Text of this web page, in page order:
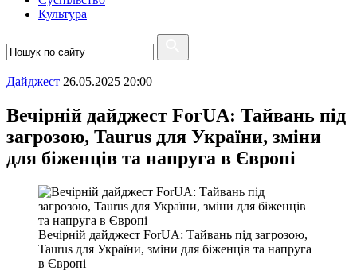
Культура
Дайджест 26.05.2025 20:00
Вечірній дайджест ForUА: Тайвань під
загрозою, Taurus для України, зміни
для біженців та напруга в Європі
Вечірній дайджест ForUА: Тайвань під загрозою,
Taurus для України, зміни для біженців та напруга
в Європі